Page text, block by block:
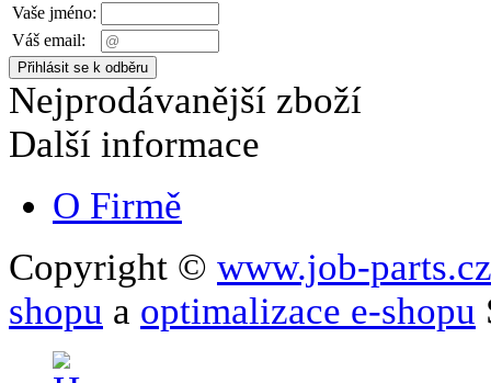
Vaše jméno:
Váš email:
Nejprodávanější zboží
Další informace
O Firmě
Copyright © www.job-parts.cz
shopu a optimalizace e-shopu